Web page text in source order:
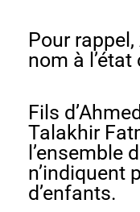
Pour
nom à
Fils
Talakhir
l’ensemble
n’indiquent
d’enfants.